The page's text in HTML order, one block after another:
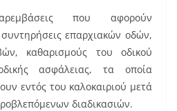
που αφορούν
επαρχιακών οδών,
καθαρισμούς του οδικού
ασφάλειας, τα οποία
εντός του καλοκαιριού μετά
διαδικασιών.